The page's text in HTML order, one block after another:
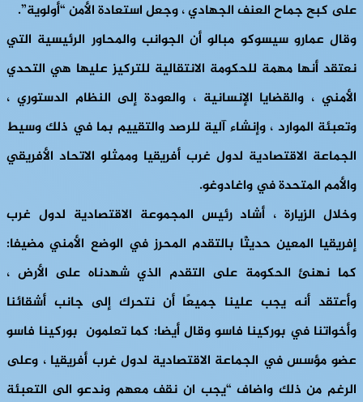
على كبح جماح العنف الجهادي ، وجعل استعادة الأمن “أولوية”.
وقال عمارو سيسوكو مبالو أن الجوانب والمحاور الرئيسية التي
نعتقد أنها مهمة للحكومة الانتقالية للتركيز عليها هي التحدي
الأمني ​​، والقضايا الإنسانية ، والعودة إلى النظام الدستوري ،
وتعبئة الموارد ، وإنشاء آلية للرصد والتقييم بما في ذلك وسيط
الجماعة الاقتصادية لدول غرب أفريقيا وممثلو الاتحاد الأفريقي
والأمم المتحدة في واغادوغو.
وخلال الزيارة ، أشاد رئيس المجموعة الاقتصادية لدول غرب
إفريقيا المعين حديثًا بالتقدم المحرز في الوضع الأمني مضيفا:
كما نهنئ الحكومة على التقدم الذي شهدناه على الأرض ،
وأعتقد أنه يجب علينا جميعًا أن نتحرك إلى جانب أشقائنا
وأخواتنا في بوركينا فاسو وقال أيضا: كما تعلمون بوركينا فاسو
عضو مؤسس في الجماعة الاقتصادية لدول غرب أفريقيا ، وعلى
الرغم من ذلك واضاف “يجب ان نقف معهم وندعو الى التعبئة